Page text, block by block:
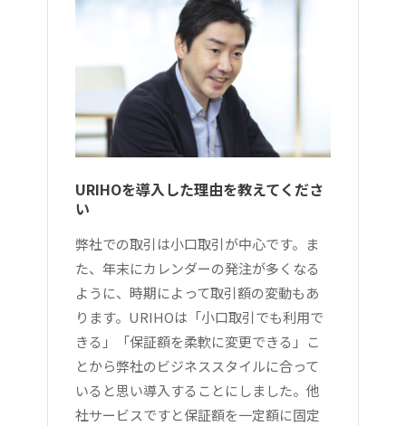
URIHOを導入した理由を教えてくださ
い
弊社での取引は小口取引が中心です。ま
た、年末にカレンダーの発注が多くなる
ように、時期によって取引額の変動もあ
ります。URIHOは「小口取引でも利用で
きる」「保証額を柔軟に変更できる」こ
とから弊社のビジネススタイルに合って
いると思い導入することにしました。他
社サービスですと保証額を一定額に固定